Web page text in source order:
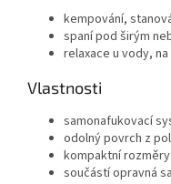
kempování,
spaní pod širým
relaxace u vody,
Vlastnosti
samonafukovací
odolný povrch z
kompaktní
součástí opravná